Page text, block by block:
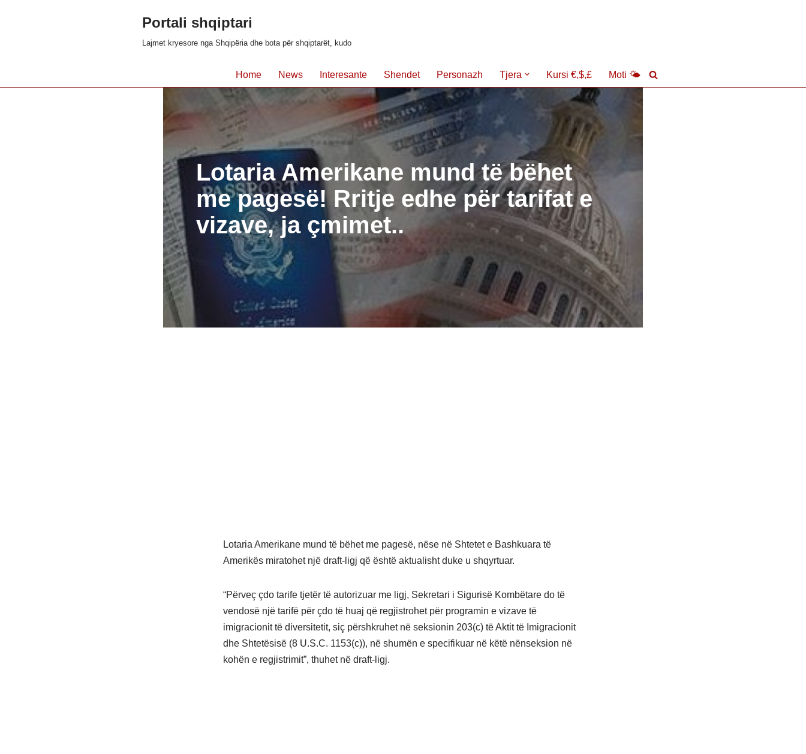
Portali shqiptari
Lajmet kryesore nga Shqipëria dhe bota për shqiptarët, kudo
Home News Interesante Shendet Personazh Tjera Kursi €,$,£ Moti 🌤
Lotaria Amerikane mund të bëhet
me pagesë! Rritje edhe për tarifat e
vizave, ja çmimet..
Lotaria Amerikane mund të bëhet me pagesë, nëse në Shtetet e Bashkuara të
Amerikës miratohet një draft-ligj që është aktualisht duke u shqyrtuar.
“Përveç çdo tarife tjetër të autorizuar me ligj, Sekretari i Sigurisë Kombëtare do të
vendosë një tarifë për çdo të huaj që regjistrohet për programin e vizave të
imigracionit të diversitetit, siç përshkruhet në seksionin 203(c) të Aktit të Imigracionit
dhe Shtetësisë (8 U.S.C. 1153(c)), në shumën e specifikuar në këtë nënseksion në
kohën e regjistrimit”, thuhet në draft-ligj.